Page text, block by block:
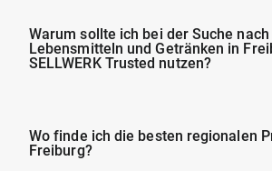
Warum sollte ich bei der Suche nach
Lebensmitteln und Getränken in
SELLWERK Trusted nutzen?
Wo finde ich die besten regionalen
Freiburg?